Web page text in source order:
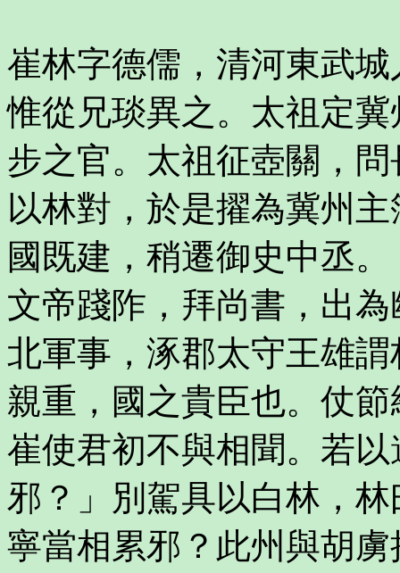
崔林字德儒，清河東武
惟從兄琰異之。太祖定
步之官。太祖征壺關，
以林對，於是擢為冀州
國既建，稍遷御史中丞。
文帝踐阼，拜尚書，出
北軍事，涿郡太守王雄
親重，國之貴臣也。仗
崔使君初不與相聞。若
邪？」別駕具以白林，
寧當相累邪？此州與胡